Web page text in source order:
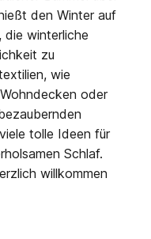
den Winter auf
die winterliche
zu
wie
oder
tolle Ideen für
Schlaf.
willkommen